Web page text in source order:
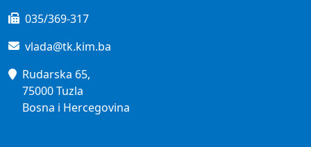
035/369-317
vlada@tk.kim.ba
Rudarska 65,
75000 Tuzla
Bosna i Hercegovina